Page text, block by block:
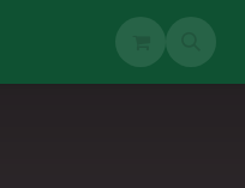
AItask